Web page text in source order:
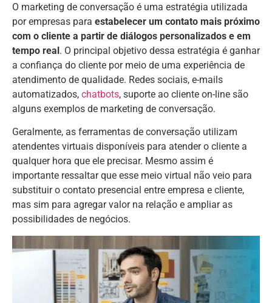
O marketing de conversação é uma estratégia utilizada
por empresas para estabelecer um contato mais próximo
com o cliente a partir de diálogos personalizados e em
tempo real. O principal objetivo dessa estratégia é ganhar
a confiança do cliente por meio de uma experiência de
atendimento de qualidade. Redes sociais, e-mails
automatizados, chatbots, suporte ao cliente on-line são
alguns exemplos de marketing de conversação.
Geralmente, as ferramentas de conversação utilizam
atendentes virtuais disponíveis para atender o cliente a
qualquer hora que ele precisar. Mesmo assim é
importante ressaltar que esse meio virtual não veio para
substituir o contato presencial entre empresa e cliente,
mas sim para agregar valor na relação e ampliar as
possibilidades de negócios.